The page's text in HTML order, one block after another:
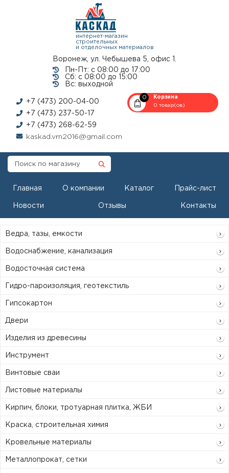
интернет-магазин
строительных
и отделочных материалов
Воронеж, ул. Чебышева 5, офис 1.
Пн-Пт: с 08:00 до 17:00
Сб: с 08:00 до 15:00
Вс: выходной
+7 (473) 200-04-00
+7 (473) 237-50-17
+7 (473) 268-62-59
kaskad.vrn2016@gmail.com
0
Корзина
0 товар(ов)
Главная О компании Каталог Прайс-лист
Новости Отзывы Контакты
Ведра, тазы, емкости
Водоснабжение, канализация
Водосточная система
Гидро-пароизоляция, геотекстиль
Гипсокартон
Двери
Изделия из древесины
Инструмент
Винтовые сваи
Листовые материалы
Кирпич, блоки, тротуарная плитка, ЖБИ
Краска, строительная химия
Кровельные материалы
Металлопрокат, сетки